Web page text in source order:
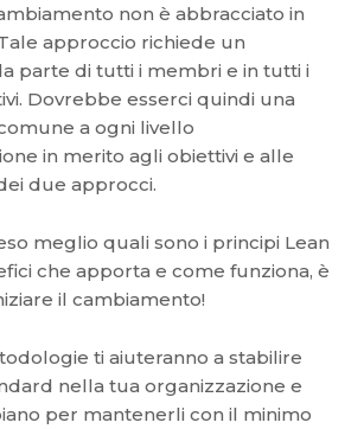
non è abbracciato in
approccio richiede un
parte di tutti i membri e in tutti i
Dovrebbe esserci quindi una
a ogni livello
in merito agli obiettivi e alle
due approcci.
meglio quali sono i principi Lean
che apporta e come funziona, è
il cambiamento!
ti aiuteranno a stabilire
nella tua organizzazione e
per mantenerli con il minimo